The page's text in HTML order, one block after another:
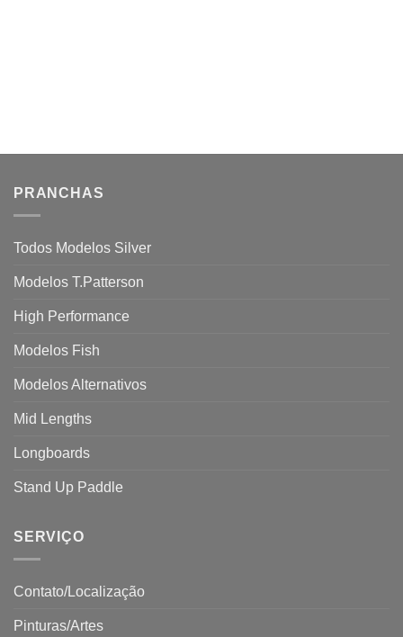
PRANCHAS
Todos Modelos Silver
Modelos T.Patterson
High Performance
Modelos Fish
Modelos Alternativos
Mid Lengths
Longboards
Stand Up Paddle
SERVIÇO
Contato/Localização
Pinturas/Artes